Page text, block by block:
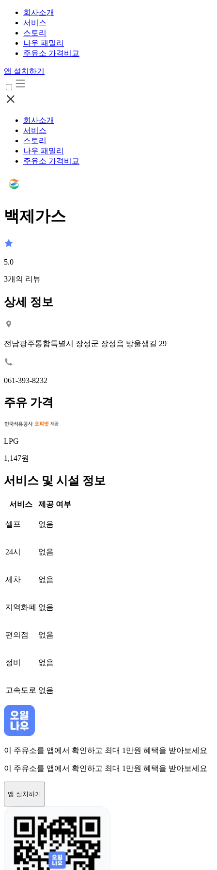
회사소개
서비스
스토리
나우 패밀리
주유소 가격비교
앱 설치하기
회사소개
서비스
스토리
나우 패밀리
주유소 가격비교
백제가스
5.0
3개의 리뷰
상세 정보
전남광주통합특별시 장성군 장성읍 방울샘길 29
061-393-8232
주유 가격
LPG
1,147원
서비스 및 시설 정보
서비스 제공 여부
셀프 없음
24시 없음
세차 없음
지역화폐 없음
편의점 없음
정비 없음
고속도로 없음
이 주유소를 앱에서 확인하고 최대 1만원 혜택을 받아보세요
이 주유소를 앱에서 확인하고 최대 1만원 혜택을 받아보세요
앱 설치하기